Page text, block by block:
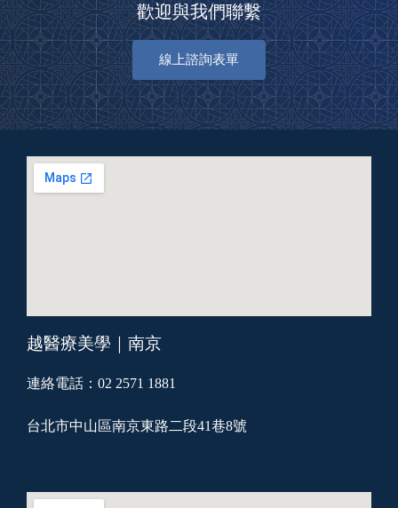
歡迎與我們聯繫
線上諮詢表單
越醫療美學｜南京
連絡電話：02 2571 1881
台北市中山區南京東路二段41巷8號